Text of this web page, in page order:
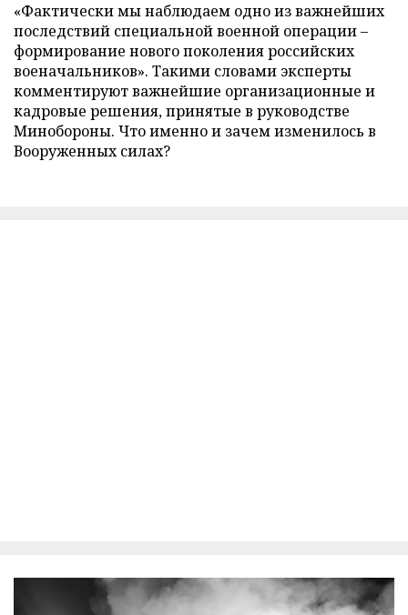
«Фактически мы наблюдаем одно из важнейших
последствий специальной военной операции –
формирование нового поколения российских
военачальников». Такими словами эксперты
комментируют важнейшие организационные и
кадровые решения, принятые в руководстве
Минобороны. Что именно и зачем изменилось в
Вооруженных силах?